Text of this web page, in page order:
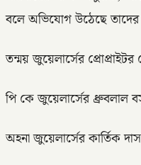
বলে অভিযোগ উঠেছে
তন্ময় জুয়েলার্সের
পি কে জুয়েলার্সের ধ্রুবলাল
অহনা জুয়েলার্সের কার্তিক